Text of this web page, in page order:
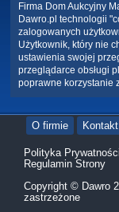
Firma Dom Aukcyjny
Dawro.pl technologii
zalogowanych
Użytkownik, który nie
ustawienia swojej
przeglądarce obsługi
poprawne korzystanie
O firmie Kontakt
Polityka Prywatności
Regulamin Strony
Copyright © Dawro
zastrzeżone